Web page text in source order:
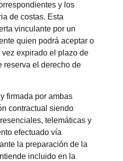
y los
de costas. Esta
vinculante por un
quien podrá aceptar o
expirado el plazo de
reserva el derecho de
firmada por ambas
contractual siendo
telemáticas y
efectuado vía
la preparación de la
incluido en la